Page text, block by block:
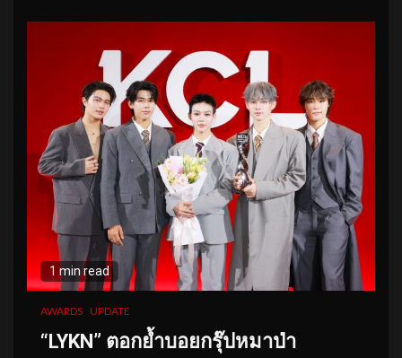
1 min read
AWARDS UPDATE
“LYKN” ตอกย้ำบอยกรุ๊ปหมาป่า